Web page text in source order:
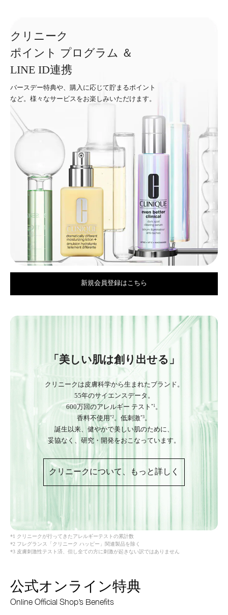
クリニーク
ポイント プログラム ＆
LINE ID連携
バースデー特典や、購入に応じて貯まるポイント
など。様々なサービスをお楽しみいただけます。
新規会員登録はこちら
「美しい肌は創り出せる」
クリニークは皮膚科学から生まれたブランド。
55年のサイエンスデータ。
600万回のアレルギー テスト *1。
香料不使用 *2。低刺激*3。
誕生以来、健やかで美しい肌のために、
妥協なく、研究・開発をおこなっています。
クリニークについて、もっと詳しく
*1 クリニークが行ってきたアレルギーテストの累計数
*2 フレグランス「クリニーク ハッピー」関連製品を除く
*3 皮膚刺激性テスト済、但し全ての方に刺激が起きない訳ではありません
公式オンライン特典
Online Official Shop’s Benefits